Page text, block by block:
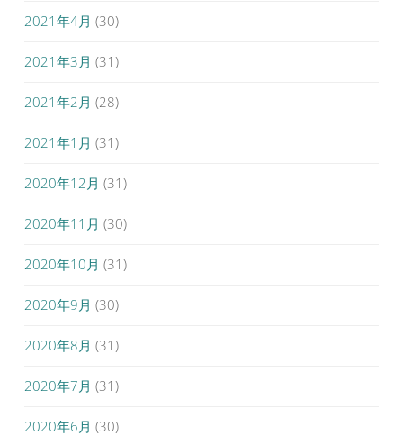
2021年4月 (30)
2021年3月 (31)
2021年2月 (28)
2021年1月 (31)
2020年12月 (31)
2020年11月 (30)
2020年10月 (31)
2020年9月 (30)
2020年8月 (31)
2020年7月 (31)
2020年6月 (30)